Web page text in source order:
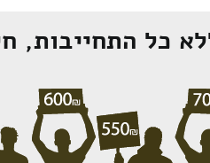
כל התחייבות,